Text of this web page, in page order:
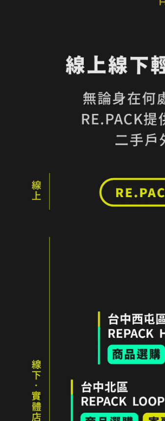
覽
：無損
跡處：無損
買錯尺寸故售出
：NTD 10600-13320
考頁
【物件分級｜登山用具類】
響主要功能之輕度壞損 or 主要功能完好但有中度
不影響主要功能，但會影響/局限原設計所能適用
：693g
CM（3.7L）